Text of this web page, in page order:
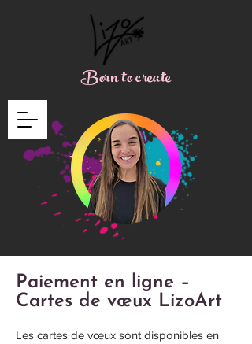
Born to create
Paiement en ligne –
Cartes de vœux LizoArt
Les cartes de vœux sont disponibles en